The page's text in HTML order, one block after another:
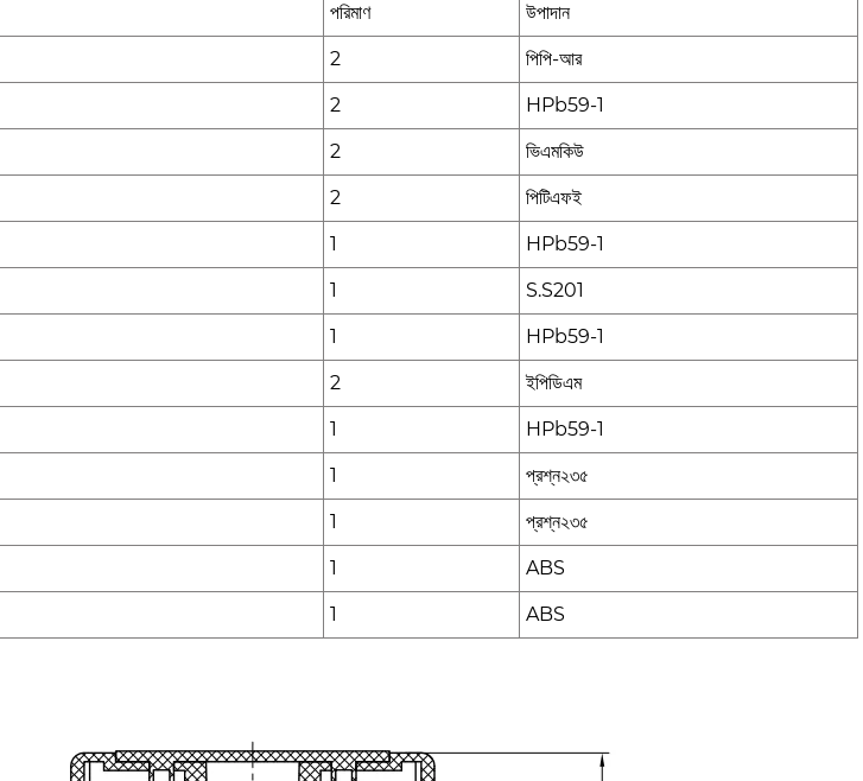
পরিমাণ উপাদান
2 পিপি-আর
2 HPb59-1
2 ভিএমকিউ
2 পিটিএফই
1 HPb59-1
1 S.S201
1 HPb59-1
2 ইপিডিএম
1 HPb59-1
1 প্রশ্ন২৩৫
1 প্রশ্ন২৩৫
1 ABS
1 ABS